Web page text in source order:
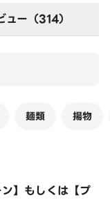
ュー（314）
麺類 揚物
ン】もしくは【プ